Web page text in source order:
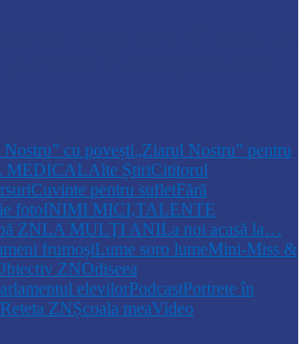
cu povești„Ziarul Nostru” pentru
MEDICALAlte ȘtiriCititorul
Cuvinte pentru sufletFără
fotoINIMI MICI,TALENTE
ZNLA MULŢI ANILa noi acasă la…
frumoșiLume soro lumeMini-Miss &
ZNOdiseea
elevilorPodcastPortrete în
Reteta ZNȘcoala meaVideo